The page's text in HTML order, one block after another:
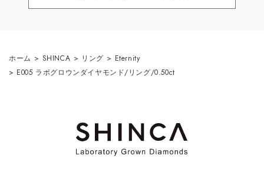
ホーム > SHINCA > リング > Eternity
> E005 ラボグロウンダイヤモンド/リング/0.50ct